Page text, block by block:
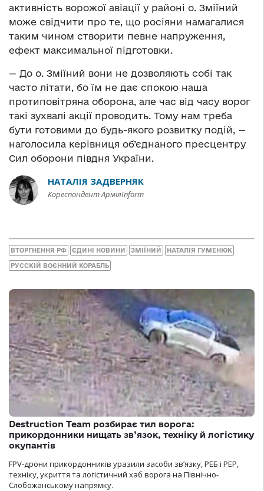
активність ворожої авіації у районі о. Зміїний
може свідчити про те, що росіяни намагалися
таким чином створити певне напруження,
ефект максимальної підготовки.
— До о. Зміїний вони не дозволяють собі так
часто літати, бо їм не дає спокою наша
протиповітряна оборона, але час від часу ворог
такі зухвалі акції проводить. Тому нам треба
бути готовими до будь-якого розвитку подій, —
наголосила керівниця об’єднаного пресцентру
Сил оборони півдня України.
НАТАЛІЯ ЗАДВЕРНЯК
Кореспондент АрміяInform
ВТОРГНЕННЯ РФ ЄДИНІ НОВИНИ ЗМІЇНИЙ НАТАЛІЯ ГУМЕНЮК
РУССКІЙ ВОЄННИЙ КОРАБЛЬ
Destruction Team розбирає тил ворога:
прикордонники нищать зв’язок, техніку й логістику
окупантів
FPV-дрони прикордонників уразили засоби зв’язку, РЕБ і РЕР,
техніку, укриття та логістичний хаб ворога на Північно-
Слобожанському напрямку.